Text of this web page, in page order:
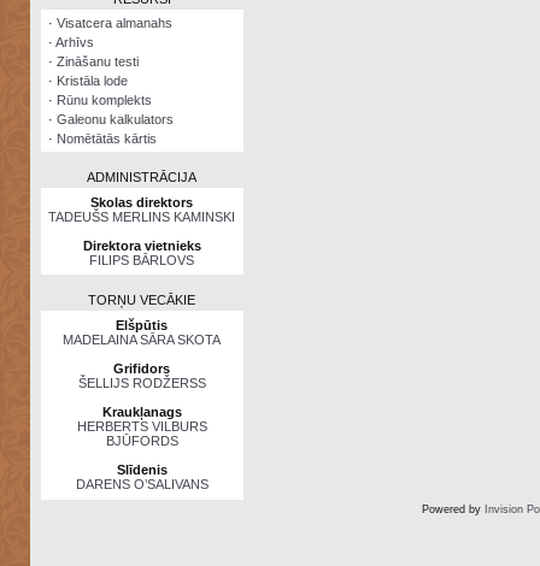
· Visatcera almanahs
· Arhīvs
· Zināšanu testi
· Kristāla lode
· Rūnu komplekts
· Galeonu kalkulators
· Nomētātās kārtis
ADMINISTRĀCIJA
Skolas direktors
TADEUŠS MERLINS KAMINSKI
Direktora vietnieks
FILIPS BĀRLOVS
TORŅU VECĀKIE
Elšpūtis
MADELAINA SĀRA SKOTA
Grifidors
ŠELLIJS RODŽERSS
Kraukļanags
HERBERTS VILBURS
BJŪFORDS
Slīdenis
DARENS O’SALIVANS
Powered by Invision